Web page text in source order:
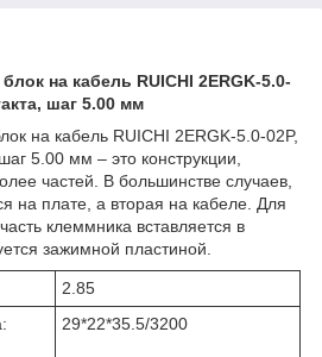
на кабель RUICHI 2ERGK-5.0-
шаг 5.00 мм
на кабель RUICHI 2ERGK-5.0-02P,
5.00 мм – это конструкции,
частей. В большинстве случаев,
на плате, а вторая на кабеле. Для
клеммника вставляется в
зажимной пластиной.
2.85
29*22*35.5/3200